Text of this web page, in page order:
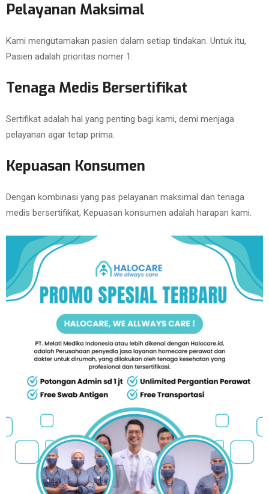
Pelayanan Maksimal
Kami mengutamakan pasien dalam setiap tindakan. Untuk itu,
Pasien adalah prioritas nomer 1.
Tenaga Medis Bersertifikat
Sertifikat adalah hal yang penting bagi kami, demi menjaga
pelayanan agar tetap prima.
Kepuasan Konsumen
Dengan kombinasi yang pas pelayanan maksimal dan tenaga
medis bersertifikat, Kepuasan konsumen adalah harapan kami.